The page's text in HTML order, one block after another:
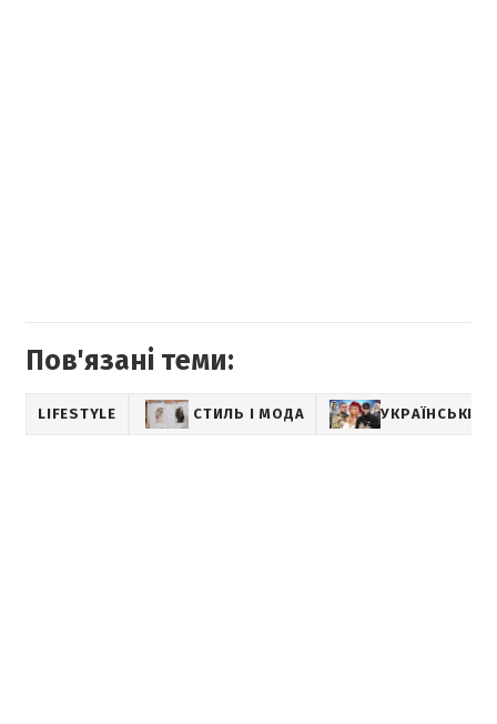
Пов'язані теми:
LIFESTYLE СТИЛЬ І МОДА УКРАЇНСЬКІ